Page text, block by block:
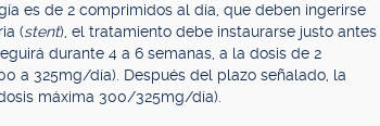
es de 2 comprimidos al día, que deben ingerirse
(stent), el tratamiento debe instaurarse justo antes
durante 4 a 6 semanas, a la dosis de 2
a 325mg/día). Después del plazo señalado, la
máxima 300/325mg/día).